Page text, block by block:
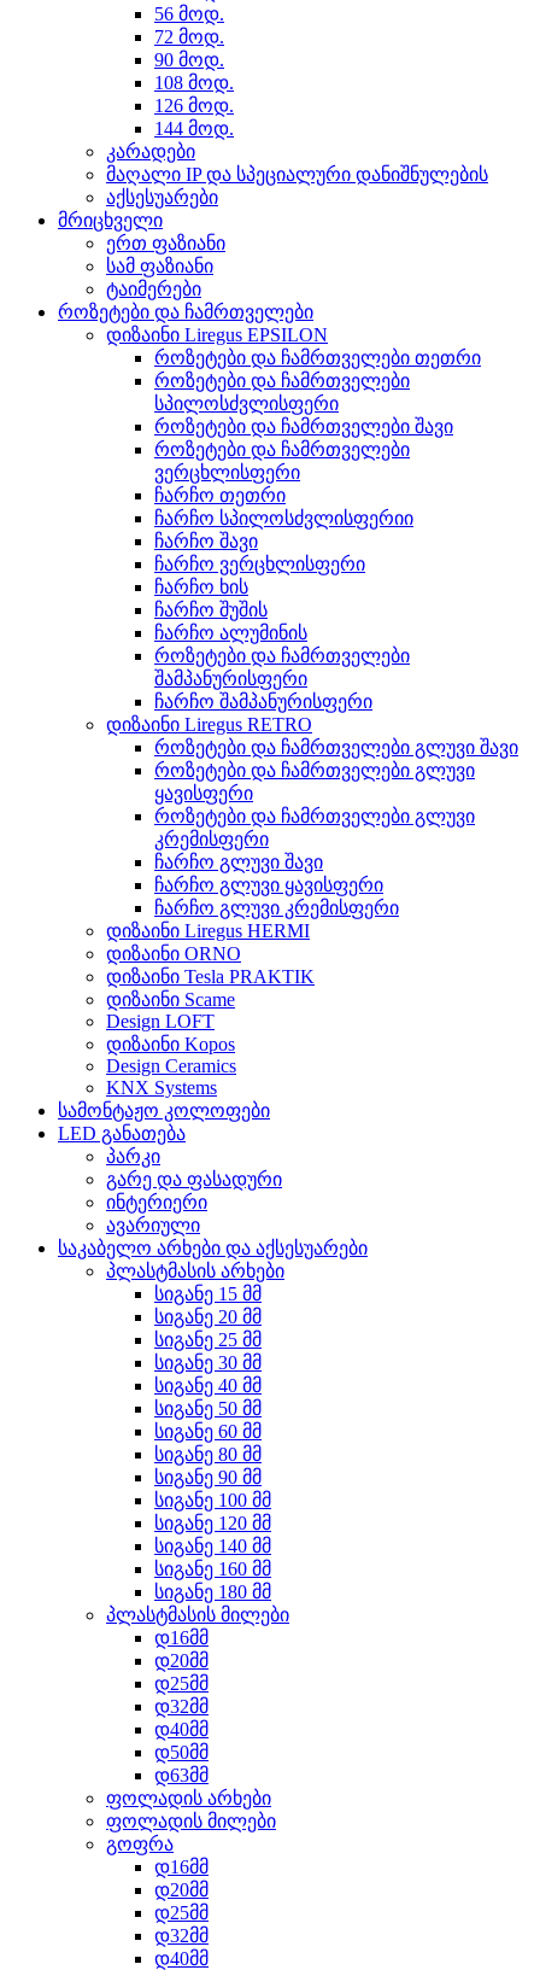
56 მოდ.
72 მოდ.
90 მოდ.
108 მოდ.
126 მოდ.
144 მოდ.
კარადები
მაღალი IP და სპეციალური დანიშნულების
აქსესუარები
მრიცხველი
ერთ ფაზიანი
სამ ფაზიანი
ტაიმერები
როზეტები და ჩამრთველები
დიზაინი Liregus EPSILON
როზეტები და ჩამრთველები თეთრი
როზეტები და ჩამრთველები
სპილოსძვლისფერი
როზეტები და ჩამრთველები შავი
როზეტები და ჩამრთველები
ვერცხლისფერი
ჩარჩო თეთრი
ჩარჩო სპილოსძვლისფერიი
ჩარჩო შავი
ჩარჩო ვერცხლისფერი
ჩარჩო ხის
ჩარჩო შუშის
ჩარჩო ალუმინის
როზეტები და ჩამრთველები
შამპანურისფერი
ჩარჩო შამპანურისფერი
დიზაინი Liregus RETRO
როზეტები და ჩამრთველები გლუვი შავი
როზეტები და ჩამრთველები გლუვი
ყავისფერი
როზეტები და ჩამრთველები გლუვი
კრემისფერი
ჩარჩო გლუვი შავი
ჩარჩო გლუვი ყავისფერი
ჩარჩო გლუვი კრემისფერი
დიზაინი Liregus HERMI
დიზაინი ORNO
დიზაინი Tesla PRAKTIK
დიზაინი Scame
Design LOFT
დიზაინი Kopos
Design Ceramics
KNX Systems
სამონტაჟო კოლოფები
LED განათება
პარკი
გარე და ფასადური
ინტერიერი
ავარიული
საკაბელო არხები და აქსესუარები
პლასტმასის არხები
სიგანე 15 მმ
სიგანე 20 მმ
სიგანე 25 მმ
სიგანე 30 მმ
სიგანე 40 მმ
სიგანე 50 მმ
სიგანე 60 მმ
სიგანე 80 მმ
სიგანე 90 მმ
სიგანე 100 მმ
სიგანე 120 მმ
სიგანე 140 მმ
სიგანე 160 მმ
სიგანე 180 მმ
პლასტმასის მილები
დ16მმ
დ20მმ
დ25მმ
დ32მმ
დ40მმ
დ50მმ
დ63მმ
ფოლადის არხები
ფოლადის მილები
გოფრა
დ16მმ
დ20მმ
დ25მმ
დ32მმ
დ40მმ